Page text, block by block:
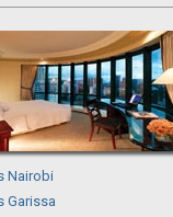
Nairobi
Garissa